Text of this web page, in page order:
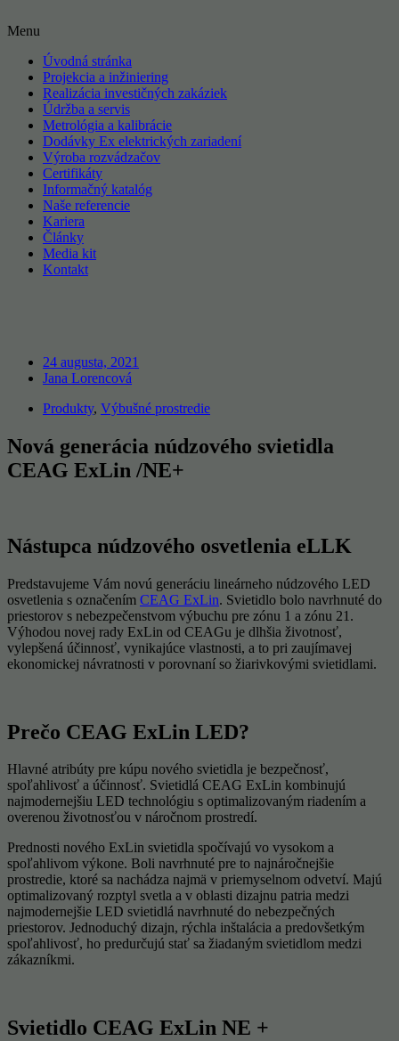
Menu
Úvodná stránka
Projekcia a inžiniering
Realizácia investičných zakáziek
Údržba a servis
Metrológia a kalibrácie
Dodávky Ex elektrických zariadení
Výroba rozvádzačov
Certifikáty
Informačný katalóg
Naše referencie
Kariera
Články
Media kit
Kontakt
24 augusta, 2021
Jana Lorencová
Produkty, Výbušné prostredie
Nová generácia núdzového svietidla
CEAG ExLin /NE+
Nástupca núdzového osvetlenia eLLK
Predstavujeme Vám novú generáciu lineárneho núdzového LED
osvetlenia s označením CEAG ExLin. Svietidlo bolo navrhnuté do
priestorov s nebezpečenstvom výbuchu pre zónu 1 a zónu 21.
Výhodou novej rady ExLin od CEAGu je dlhšia životnosť,
vylepšená účinnosť, vynikajúce vlastnosti, a to pri zaujímavej
ekonomickej návratnosti v porovnaní so žiarivkovými svietidlami.
Prečo CEAG ExLin LED?
Hlavné atribúty pre kúpu nového svietidla je bezpečnosť,
spoľahlivosť a účinnosť. Svietidlá CEAG ExLin kombinujú
najmodernejšiu LED technológiu s optimalizovaným riadením a
overenou životnosťou v náročnom prostredí.
Prednosti nového ExLin svietidla spočívajú vo vysokom a
spoľahlivom výkone. Boli navrhnuté pre to najnáročnejšie
prostredie, ktoré sa nachádza najmä v priemyselnom odvetví. Majú
optimalizovaný rozptyl svetla a v oblasti dizajnu patria medzi
najmodernejšie LED svietidlá navrhnuté do nebezpečných
priestorov. Jednoduchý dizajn, rýchla inštalácia a predovšetkým
spoľahlivosť, ho predurčujú stať sa žiadaným svietidlom medzi
zákazníkmi.
Svietidlo CEAG ExLin NE +